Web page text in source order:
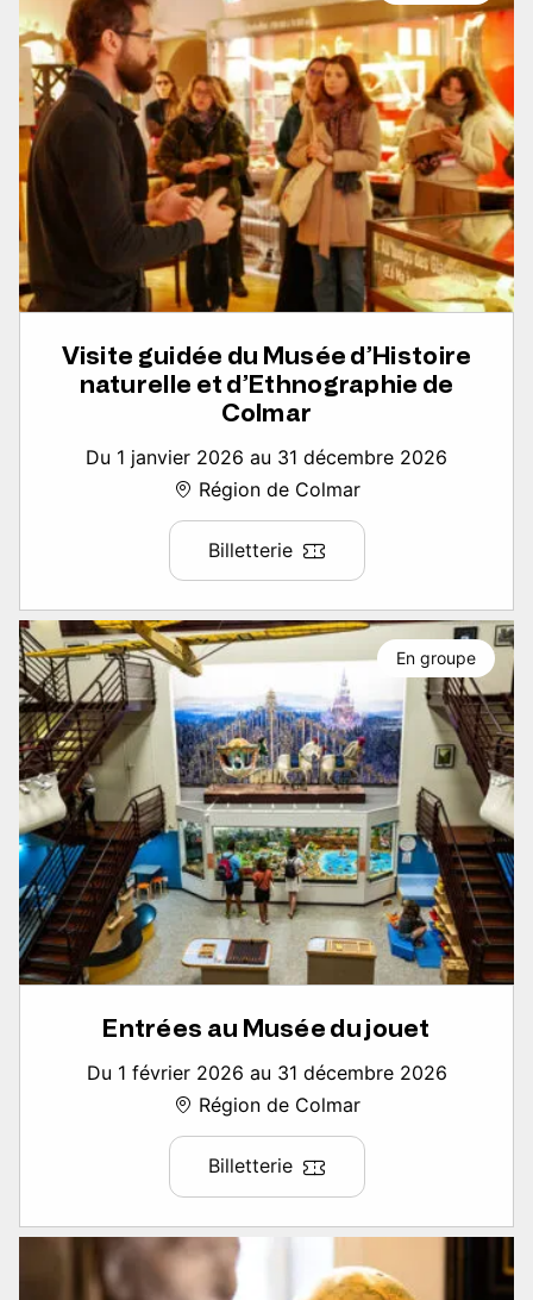
Visite guidée du Musée d’Histoire
naturelle et d’Ethnographie de
Colmar
Du 1 janvier 2026 au 31 décembre 2026
Région de Colmar
Billetterie
Entrées au Musée du jouet
Du 1 février 2026 au 31 décembre 2026
Région de Colmar
Billetterie
En groupe